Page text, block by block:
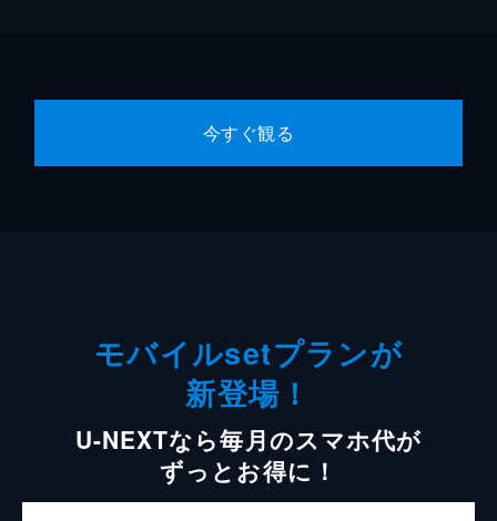
今すぐ観る
モバイルsetプランが
新登場！
U-NEXTなら毎月のスマホ代が
ずっとお得に！